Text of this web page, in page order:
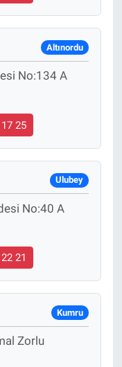
Altınordu
No:134 A
25
Ulubey
No:40 A
21
Kumru
Zorlu